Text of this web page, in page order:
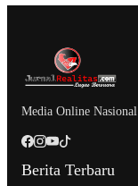
Media Online Nasional
Berita Terbaru